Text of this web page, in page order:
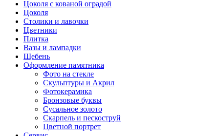
Цоколя с кованой оградой
Цоколя
Столики и лавочки
Цветники
Плитка
Вазы и лампадки
Щебень
Оформление памятника
Фото на стекле
Скульптуры и Акрил
Фотокерамика
Бронзовые буквы
Сусальное золото
Скарпель и пескоструй
Цветной портрет